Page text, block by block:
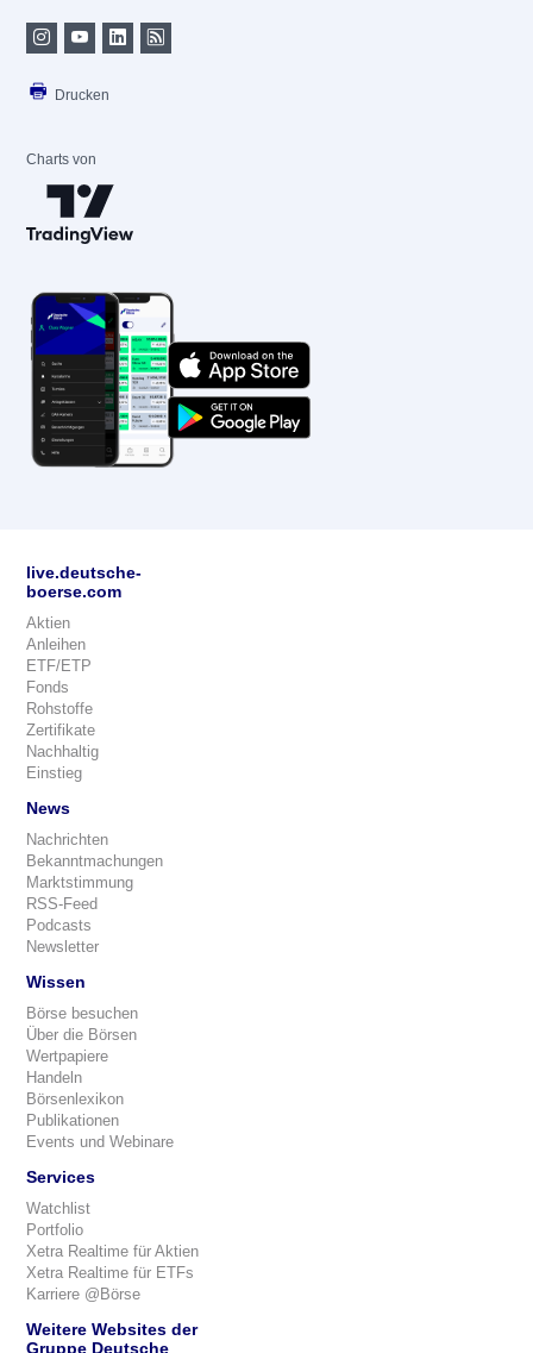
Drucken
Charts von
live.deutsche-
boerse.com
Aktien
Anleihen
ETF/ETP
Fonds
Rohstoffe
Zertifikate
Nachhaltig
Einstieg
News
Nachrichten
Bekanntmachungen
Marktstimmung
RSS-Feed
Podcasts
Newsletter
Wissen
Börse besuchen
Über die Börsen
Wertpapiere
Handeln
Börsenlexikon
Publikationen
Events und Webinare
Services
Watchlist
Portfolio
Xetra Realtime für Aktien
Xetra Realtime für ETFs
Karriere @Börse
Weitere Websites der
Gruppe Deutsche